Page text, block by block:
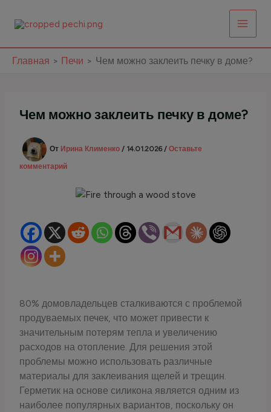
Главная Печи Чем можно заклеить печку в доме?
Чем можно заклеить печку в доме?
От Ирина Клименко/ 14.01.2026/Оставьте
комментарий
80% домовладельцев сталкиваются с проблемой
продуваемых печек, что может привести к
значительным потерям тепла и увеличению
расходов на отопление. Для решения этой
проблемы можно использовать различные
материалы для заклеивания щелей и трещин.
Герметик на основе силикона является одним из
наиболее популярных вариантов, поскольку он